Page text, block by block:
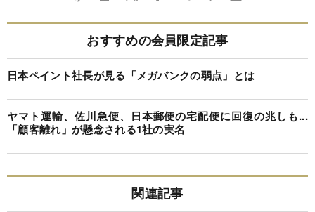
おすすめの会員限定記事
日本ペイント社長が見る「メガバンクの弱点」とは
ヤマト運輸、佐川急便、日本郵便の宅配便に回復の兆しも...
「顧客離れ」が懸念される1社の実名
関連記事